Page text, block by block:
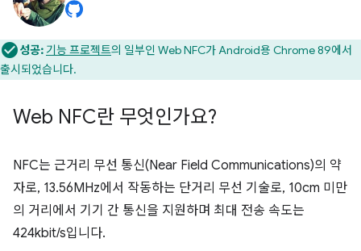
성공: 기능 프로젝트의 일부인 Web NFC가 Android용 Chrome 89에서
출시되었습니다.
Web NFC란 무엇인가요?
NFC는 근거리 무선 통신(Near Field Communications)의 약
자로, 13.56MHz에서 작동하는 단거리 무선 기술로, 10cm 미만
의 거리에서 기기 간 통신을 지원하며 최대 전송 속도는
424kbit/s입니다.